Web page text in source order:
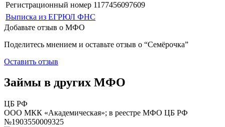
Регистрационный номер 1177456097609
Выписка из ЕГРЮЛ ФНС
Добавьте отзыв о МФО
Поделитесь мнением и оставьте отзыв о “Семёрочка”
Оставить отзыв
Займы в других МФО
ЦБ РФ
ООО МКК «Академическая»; в реестре МФО ЦБ РФ
№1903550009325